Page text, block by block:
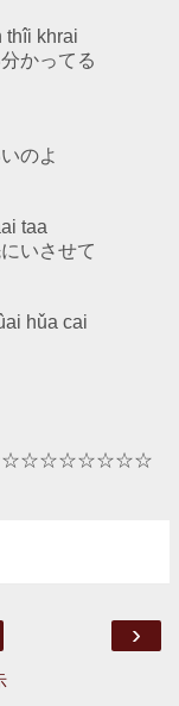
thîi khrai
かってる
のよ
taa
いさせて
hǔa cai
›